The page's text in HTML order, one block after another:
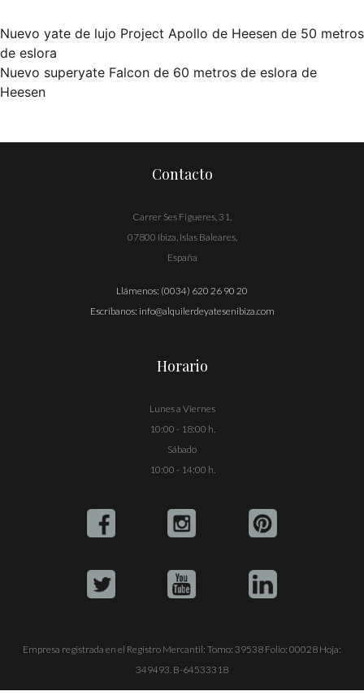
Navegación
de
Nuevo yate de lujo Project Apollo de Heesen de 50 metros
de eslora
Nuevo superyate Falcon de 60 metros de eslora de
Heesen
Contacto
Carrer Ses Figueres, 31,
07800 Ibiza, Islas Baleares,
España
Llámenos: (0034) 620 26 90 20
Escríbanos: info@alquilerdeyatesenibiza.com
Horario
Lunes a Viernes
10:00 - 18:00 h.
Sábado
10:00 - 14:00 h.
Empresa registrada en el Registro Mercantil: Tomo: 39538 Folio: 00028 Hoja:
349493. B-64533318